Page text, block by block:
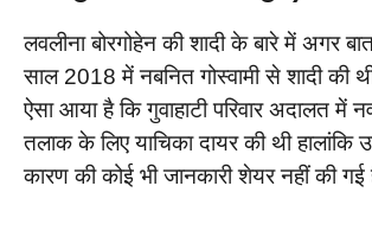
लवलीना बोरगोहेन की शादी के बारे में अगर
साल 2018 में नबनित गोस्वामी से शादी की
ऐसा आया है कि गुवाहाटी परिवार अदालत में
तलाक के लिए याचिका दायर की थी
कारण की कोई भी जानकारी शेयर नहीं की गई